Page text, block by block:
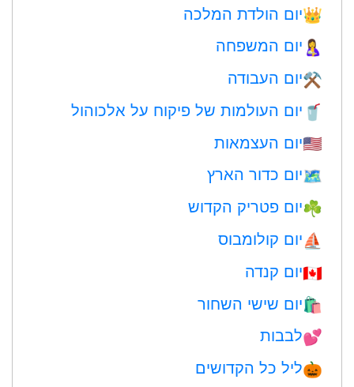
👑יום הולדת המלכה
🤱 יום המשפחה
⚒️יום העבודה
🥤 יום העולמות של פיקוח על אלכוהול
🇺🇸יום העצמאות
🗺️יום כדור הארץ
☘️יום פטריק הקדוש
⛵️יום קולומבוס
🇨🇦יום קנדה
🛍יום שישי השחור
💕לבבות
🎃ליל כל הקדושים